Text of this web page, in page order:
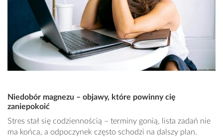
Niedobór magnezu – objawy, które powinny cię
zaniepokoić
Stres stał się codziennością – terminy gonią, lista zadań nie
ma końca, a odpoczynek często schodzi na dalszy plan.